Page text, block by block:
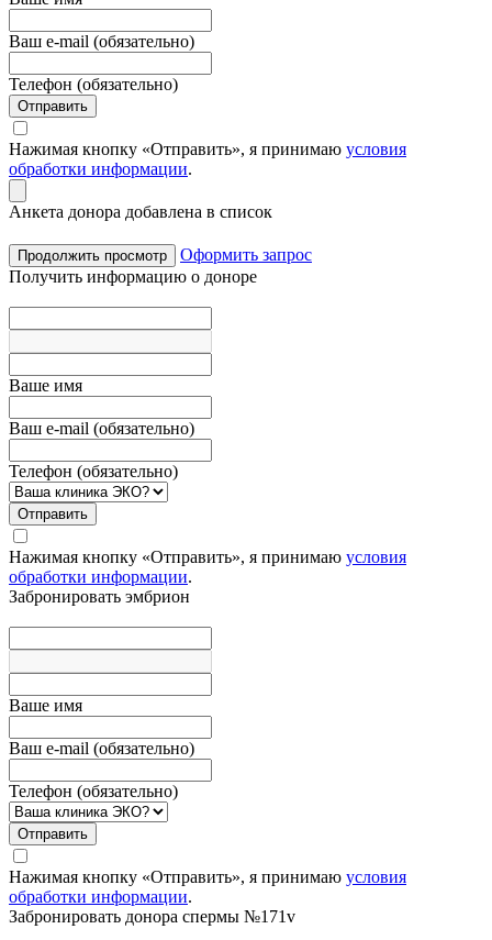
Ваш e-mail (обязательно)
Телефон (обязательно)
Отправить
Нажимая кнопку «Отправить», я принимаю условия
обработки информации.
Анкета донора добавлена в список
Продолжить просмотр
Оформить запрос
Получить информацию о доноре
Вашe имя
Ваш e-mail (обязательно)
Телефон (обязательно)
Отправить
Нажимая кнопку «Отправить», я принимаю условия
обработки информации.
Забронировать эмбрион
Вашe имя
Ваш e-mail (обязательно)
Телефон (обязательно)
Отправить
Нажимая кнопку «Отправить», я принимаю условия
обработки информации.
Забронировать донора спермы №171v